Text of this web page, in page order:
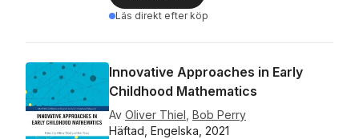
Läs direkt efter köp
Innovative Approaches in Early
Childhood Mathematics
Av Oliver Thiel Bob Perry
Häftad, Engelska, 2021